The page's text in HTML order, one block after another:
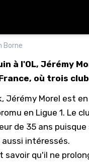
Borne
à l'OL, Jérémy
où trois
, Jérémy Morel est
en Ligue 1. Le
de 35 ans
intéressés.
savoir qu'il ne